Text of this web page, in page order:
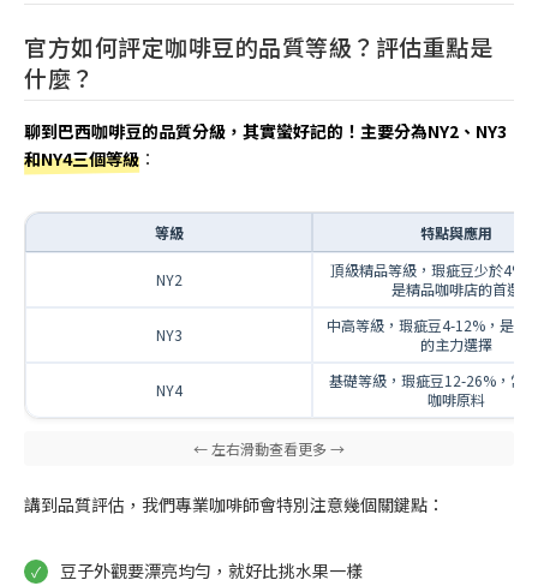
官方如何評定咖啡豆的品質等級？評估重點是
什麼？
聊到巴西咖啡豆的品質分級，其實蠻好記的！主要分為NY2、NY3
和NY4三個等級 ：
等級 特點與應用
NY2
頂級精品等級，瑕疵豆少於4%
是精品咖啡店的首選
NY3
中高等級，瑕疵豆4-12%，是連
的主力選擇
NY4
基礎等級，瑕疵豆12-26%，常
咖啡原料
講到品質評估，我們專業咖啡師會特別注意幾個關鍵點：
豆子外觀要漂亮均勻，就好比挑水果一樣